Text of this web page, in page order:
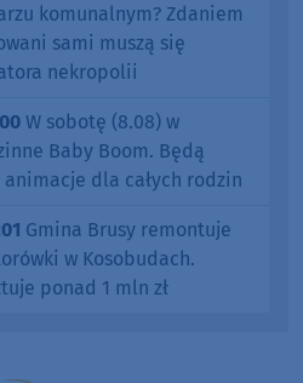
komunalnym? Zdaniem
sami muszą się
nekropolii
W sobotę (8.08) w
Baby Boom. Będą
dla całych rodzin
Gmina Brusy remontuje
w Kosobudach.
ponad 1 mln zł